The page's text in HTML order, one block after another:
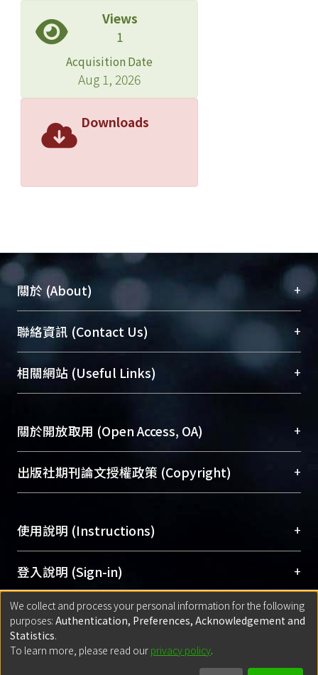
Views
1
Acquisition Date
Aug 1, 2026
Downloads
關於 (About) +
臺大位居世界頂尖大學之列，為永久珍藏及向國際
展現本校豐碩的研究成果及學術能量，圖書館整合
機構典藏（NTUR）與學術庫（AH）不同功能平
台，成為臺大學術典藏NTU scholars。期能整合研
成果。
To permanently archive and promote researcher
profiles and scholarly works, Library integrates the
services of “NTU Repository” with “Academic
聯絡資訊 (Contact Us) +
總館學科館員(Main Library)
醫學圖書館學科館員(Medical Library)
Sciences Library)
相關網站 (Useful Links) +
關於開放取用 (Open Access, OA) +
開放取用是從使用者角度提升資訊取用性的社會運
動，應用在學術研究上是透過將研究著作公開供使
用逐年攀升。同時可加速研究發展、提升研究影響
Archive）平台。 （點選深入了解OA）
出版社期刊論文授權政策 (Copyright) +
含部分內容的版權非匯入者所有，或由第三方贊
助與合作完成，請確認該版權所有者及第三方同
意提供此授權。
Please represent that the submission is your
original work, and that you have the right to
grant the rights to upload.
若欲上傳已出版的全文電子檔，可使用
網站查詢，以確認出版單位之版權
使用說明 (Instructions) +
網站簡介(Quickstart Guide)
使用手冊(Instruction Manual)
線上預約服務(Booking Service)
登入說明 (Sign-in) +
方案一：臺灣大學計算機中心帳號登入
(With C&INC Email Account)
方案二：ORCID帳號登入(With ORCID)
匯入著作 (Submission) +
方案一：定期更新ORCID者，以ID匯入
We collect and process your personal information for the following
purposes: Authentication, Preferences, Acknowledgement and
Statistics.
To learn more, please read our privacy policy.